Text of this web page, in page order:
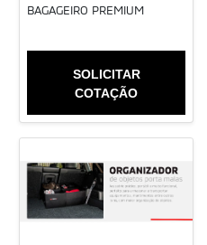
BAGAGEIRO PREMIUM
SOLICITAR
COTAÇÃO